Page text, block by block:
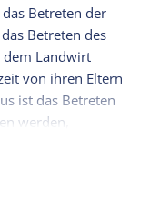
Betreten der
Betreten des
dem Landwirt
von ihren Eltern
ist das Betreten
werden,